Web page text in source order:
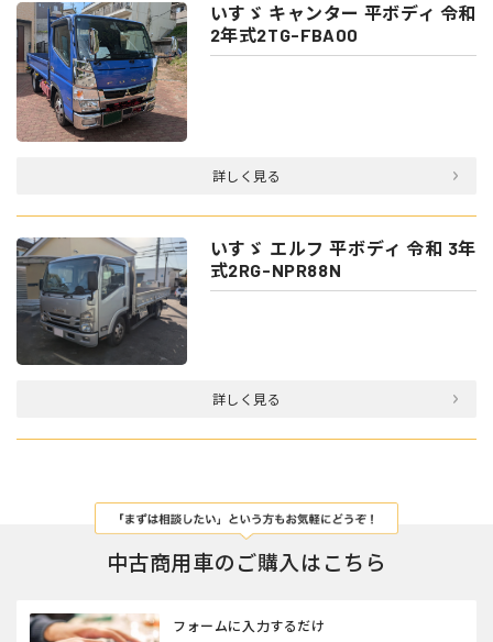
いすゞ キャンター 平ボディ 令和
2年式2TG-FBA00
詳しく見る
いすゞ エルフ 平ボディ 令和 3年
式2RG-NPR88N
詳しく見る
中古商用車のご購入はこちら
フォームに入力するだけ